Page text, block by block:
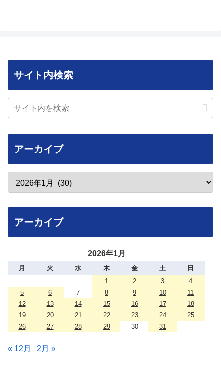
サイト内検索
アーカイブ
アーカイブ
2026年1月
月 火 水 木 金 土
日
1
2 3
4
5
6 7 8 9 10
11
12
13 14 15 16 17
18
19
20 21 22 23 24
25
26
27 28 29 30 31
« 12月 2月 »